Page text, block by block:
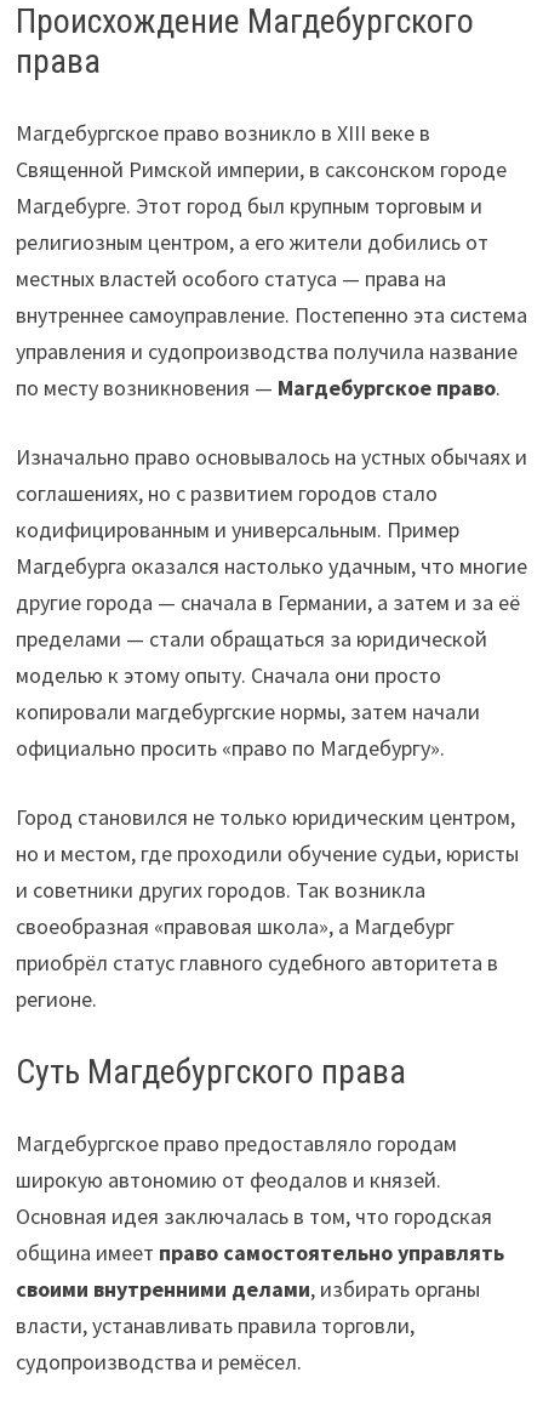
Происхождение Магдебургского
права
Магдебургское право возникло в XIII веке в
Священной Римской империи, в саксонском городе
Магдебурге. Этот город был крупным торговым и
религиозным центром, а его жители добились от
местных властей особого статуса — права на
внутреннее самоуправление. Постепенно эта система
управления и судопроизводства получила название
по месту возникновения — Магдебургское право.
Изначально право основывалось на устных обычаях и
соглашениях, но с развитием городов стало
кодифицированным и универсальным. Пример
Магдебурга оказался настолько удачным, что многие
другие города — сначала в Германии, а затем и за её
пределами — стали обращаться за юридической
моделью к этому опыту. Сначала они просто
копировали магдебургские нормы, затем начали
официально просить «право по Магдебургу».
Город становился не только юридическим центром,
но и местом, где проходили обучение судьи, юристы
и советники других городов. Так возникла
своеобразная «правовая школа», а Магдебург
приобрёл статус главного судебного авторитета в
регионе.
Суть Магдебургского права
Магдебургское право предоставляло городам
широкую автономию от феодалов и князей.
Основная идея заключалась в том, что городская
община имеет право самостоятельно управлять
своими внутренними делами, избирать органы
власти, устанавливать правила торговли,
судопроизводства и ремёсел.